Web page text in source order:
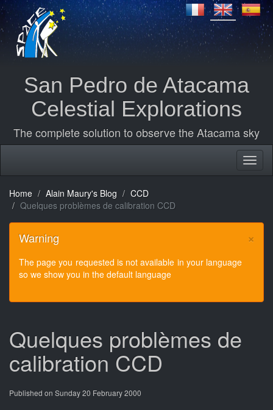
San Pedro de Atacama
Celestial Explorations
The complete solution to observe the Atacama sky
Home Alain Maury's Blog
CCD
Quelques problèmes de calibration CCD
×
Warning
The page you requested is not available in your language
so we show you in the default language
Quelques problèmes de
calibration CCD
Published on Sunday 20 February 2000